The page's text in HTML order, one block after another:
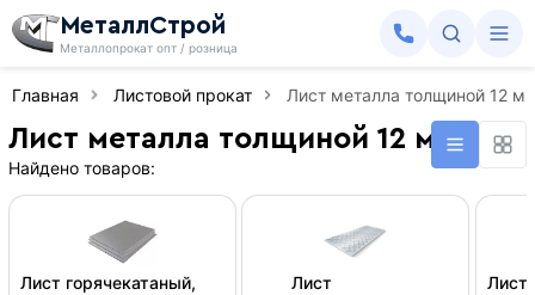
МеталлСтрой
Металлопрокат опт / розница
Главная Листовой прокат Лист металла толщиной 12
Лист металла толщиной 12 мм
Найдено товаров:
Лист горячекатаный,
Лист
Лист